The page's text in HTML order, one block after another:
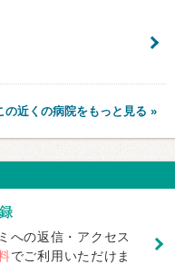
の近くの病院をもっと見る »
への返信・アクセス
でご利用いただけま